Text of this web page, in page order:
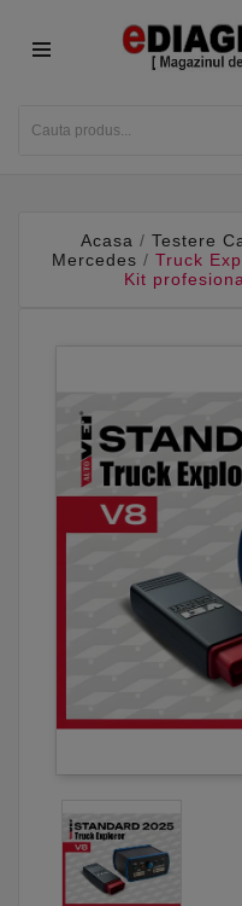
Acasa Testere
Mercedes
Truck
Kit